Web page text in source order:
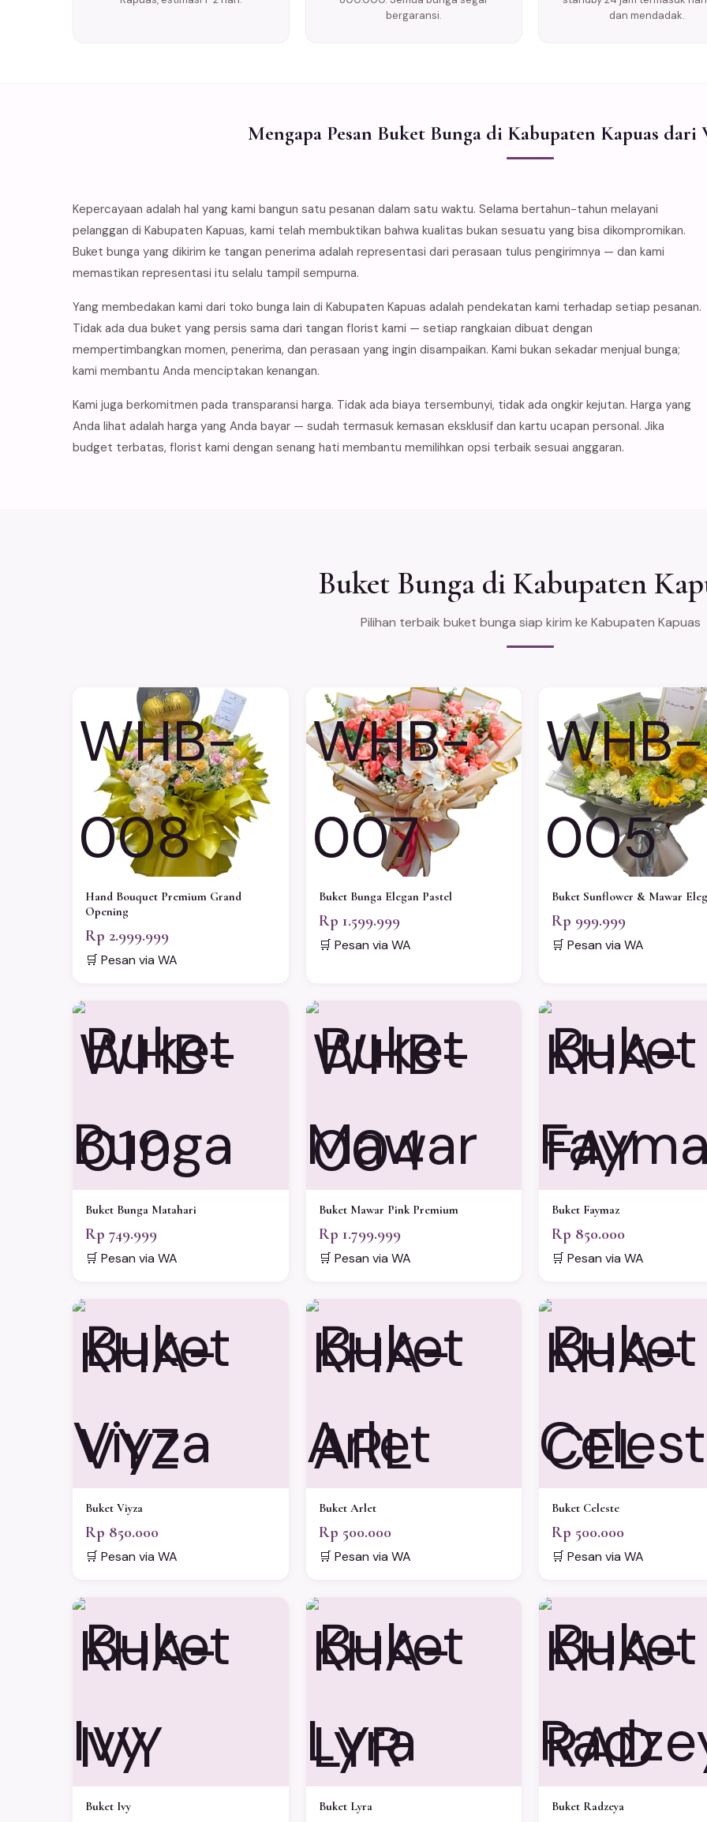
bergaransi.
dan mendadak.
Mengapa Pesan Buket Bunga di Kabupaten Kapuas dari
Kepercayaan adalah hal yang kami bangun satu pesanan dalam satu waktu. Selama bertahun-tahun melayani
pelanggan di Kabupaten Kapuas, kami telah membuktikan bahwa kualitas bukan sesuatu yang bisa dikompromikan.
Buket bunga yang dikirim ke tangan penerima adalah representasi dari perasaan tulus pengirimnya — dan kami
memastikan representasi itu selalu tampil sempurna.
Yang membedakan kami dari toko bunga lain di Kabupaten Kapuas adalah pendekatan kami terhadap setiap pesanan.
Tidak ada dua buket yang persis sama dari tangan florist kami — setiap rangkaian dibuat dengan
mempertimbangkan momen, penerima, dan perasaan yang ingin disampaikan. Kami bukan sekadar menjual bunga;
kami membantu Anda menciptakan kenangan.
Kami juga berkomitmen pada transparansi harga. Tidak ada biaya tersembunyi, tidak ada ongkir kejutan. Harga yang
Anda lihat adalah harga yang Anda bayar — sudah termasuk kemasan eksklusif dan kartu ucapan personal. Jika
budget terbatas, florist kami dengan senang hati membantu memilihkan opsi terbaik sesuai anggaran.
Buket Bunga di Kabupaten
Pilihan terbaik buket bunga siap kirim ke Kabupaten Kapuas
WHB-
008
Hand Bouquet Premium Grand
Opening
Rp 2.999.999
🛒 Pesan via WA
WHB-
007
Buket Bunga Elegan Pastel
Rp 1.599.999
🛒 Pesan via WA
WHB-
005
Buket Sunflower & Mawar
Rp 999.999
🛒 Pesan via WA
WHB-
019
Buket Bunga Matahari
Rp 749.999
🛒 Pesan via WA
WHB-
004
Buket Mawar Pink Premium
Rp 1.799.999
🛒 Pesan via WA
KHA-
FAY
Buket Faymaz
Rp 850.000
🛒 Pesan via WA
KHA-
VYZ
Buket Viyza
Rp 850.000
🛒 Pesan via WA
KHA-
ARL
Buket Arlet
Rp 500.000
🛒 Pesan via WA
KHA-
CEL
Buket Celeste
Rp 500.000
🛒 Pesan via WA
KHA-
IVY
Buket Ivy
KHA-
LYR
Buket Lyra
KHA-
RAD
Buket Radzeya